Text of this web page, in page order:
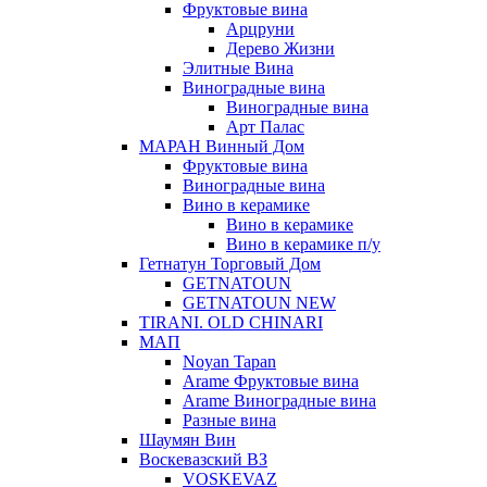
Фруктовые вина
Арцруни
Дерево Жизни
Элитные Вина
Виноградные вина
Виноградные вина
Арт Палас
МАРАН Винный Дом
Фруктовые вина
Виноградные вина
Вино в керамике
Вино в керамике
Вино в керамике п/у
Гетнатун Торговый Дом
GETNATOUN
GETNATOUN NEW
TIRANI. OLD CHINARI
МАП
Noyan Tapan
Arame Фруктовые вина
Arame Виноградные вина
Разные вина
Шаумян Вин
Воскевазский ВЗ
VOSKEVAZ